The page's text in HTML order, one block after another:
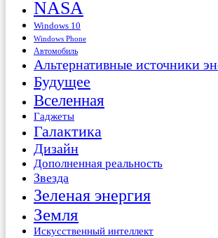
NASA
Windows 10
Windows Phone
Автомобиль
Альтернативные источники
Будущее
Вселенная
Гаджеты
Галактика
Дизайн
Дополненная реальность
Звезда
Зеленая энергия
Земля
Искусственный интеллект